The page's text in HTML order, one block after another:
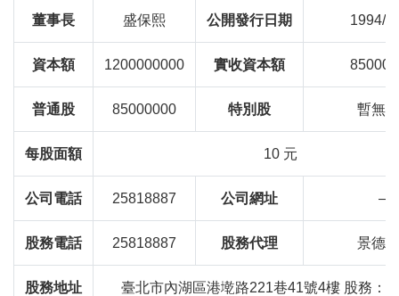
董事長 盛保熙 公開發行日期 1994/
資本額 1200000000 實收資本額
普通股 85000000 特別股 暫無
每股面額 10 元
公司電話 25818887 公司網址 —
股務電話 25818887 股務代理 景德
股務地址 臺北市內湖區港墘路221巷41號4樓 股務：